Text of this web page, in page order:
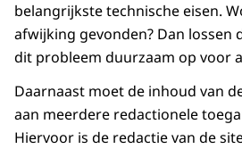
belangrijkste technische eisen.
afwijking gevonden? Dan lossen
dit probleem duurzaam op voor
Daarnaast moet de inhoud van
aan meerdere redactionele
Hiervoor is de redactie van de